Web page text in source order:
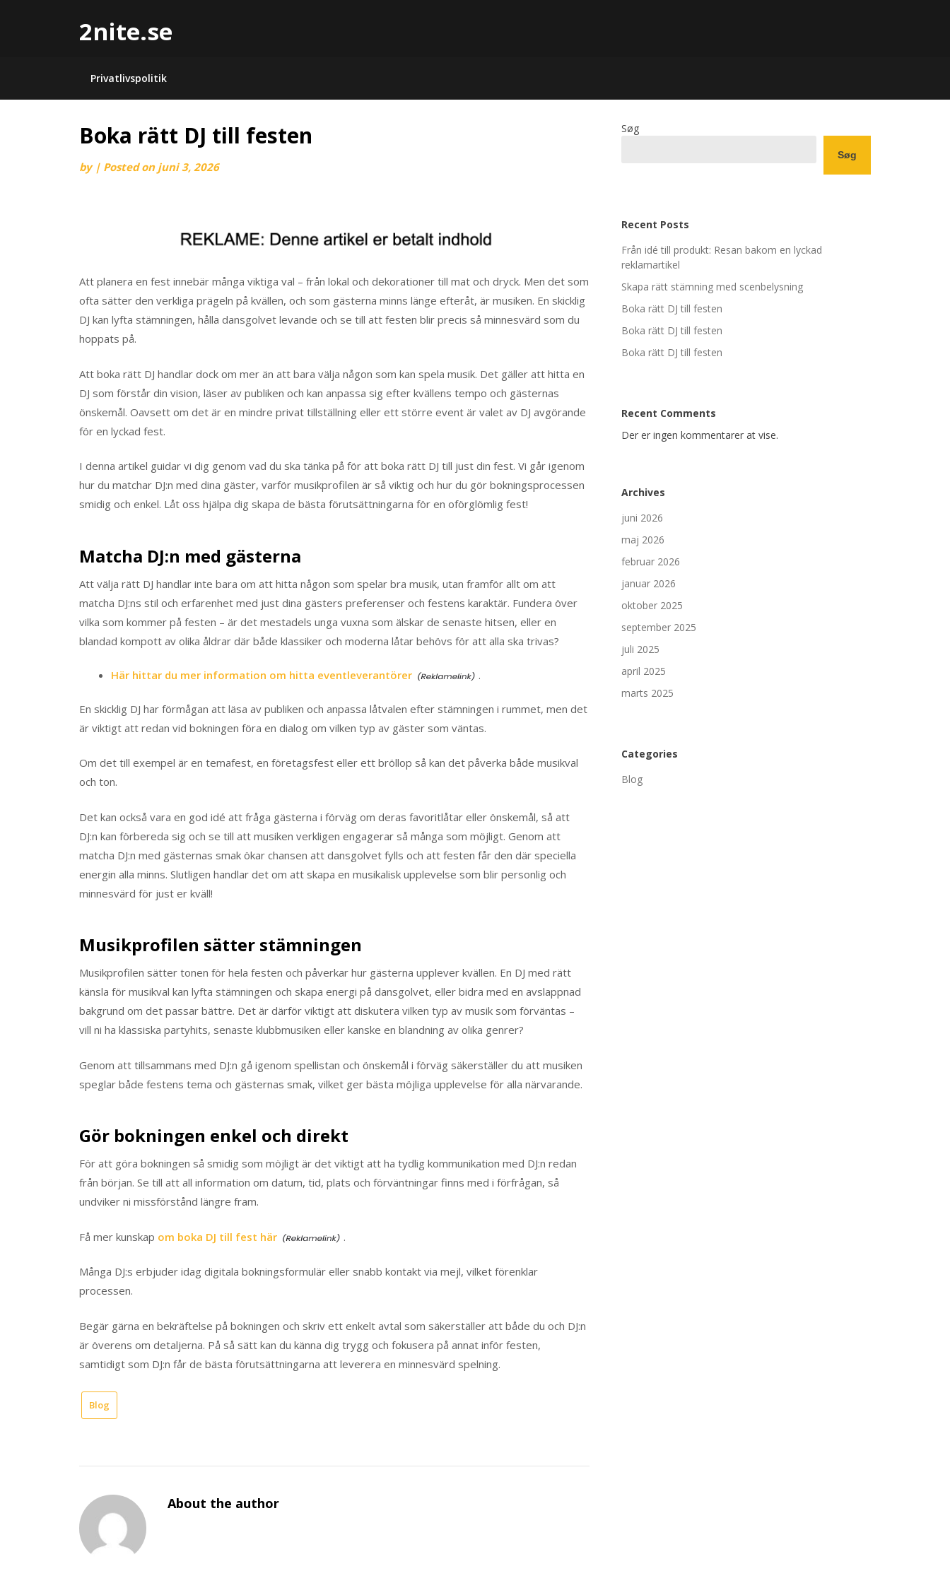
2nite.se
Privatlivspolitik
Boka rätt DJ till festen
by | Posted on juni 3, 2026
Att planera en fest innebär många viktiga val – från lokal och dekorationer till mat och dryck. Men det som
ofta sätter den verkliga prägeln på kvällen, och som gästerna minns länge efteråt, är musiken. En skicklig
DJ kan lyfta stämningen, hålla dansgolvet levande och se till att festen blir precis så minnesvärd som du
hoppats på.
Att boka rätt DJ handlar dock om mer än att bara välja någon som kan spela musik. Det gäller att hitta en
DJ som förstår din vision, läser av publiken och kan anpassa sig efter kvällens tempo och gästernas
önskemål. Oavsett om det är en mindre privat tillställning eller ett större event är valet av DJ avgörande
för en lyckad fest.
I denna artikel guidar vi dig genom vad du ska tänka på för att boka rätt DJ till just din fest. Vi går igenom
hur du matchar DJ:n med dina gäster, varför musikprofilen är så viktig och hur du gör bokningsprocessen
smidig och enkel. Låt oss hjälpa dig skapa de bästa förutsättningarna för en oförglömlig fest!
Matcha DJ:n med gästerna
Att välja rätt DJ handlar inte bara om att hitta någon som spelar bra musik, utan framför allt om att
matcha DJ:ns stil och erfarenhet med just dina gästers preferenser och festens karaktär. Fundera över
vilka som kommer på festen – är det mestadels unga vuxna som älskar de senaste hitsen, eller en
blandad kompott av olika åldrar där både klassiker och moderna låtar behövs för att alla ska trivas?
Här hittar du mer information om hitta eventleverantörer .
En skicklig DJ har förmågan att läsa av publiken och anpassa låtvalen efter stämningen i rummet, men det
är viktigt att redan vid bokningen föra en dialog om vilken typ av gäster som väntas.
Om det till exempel är en temafest, en företagsfest eller ett bröllop så kan det påverka både musikval
och ton.
Det kan också vara en god idé att fråga gästerna i förväg om deras favoritlåtar eller önskemål, så att
DJ:n kan förbereda sig och se till att musiken verkligen engagerar så många som möjligt. Genom att
matcha DJ:n med gästernas smak ökar chansen att dansgolvet fylls och att festen får den där speciella
energin alla minns. Slutligen handlar det om att skapa en musikalisk upplevelse som blir personlig och
minnesvärd för just er kväll!
Musikprofilen sätter stämningen
Musikprofilen sätter tonen för hela festen och påverkar hur gästerna upplever kvällen. En DJ med rätt
känsla för musikval kan lyfta stämningen och skapa energi på dansgolvet, eller bidra med en avslappnad
bakgrund om det passar bättre. Det är därför viktigt att diskutera vilken typ av musik som förväntas –
vill ni ha klassiska partyhits, senaste klubbmusiken eller kanske en blandning av olika genrer?
Genom att tillsammans med DJ:n gå igenom spellistan och önskemål i förväg säkerställer du att musiken
speglar både festens tema och gästernas smak, vilket ger bästa möjliga upplevelse för alla närvarande.
Gör bokningen enkel och direkt
För att göra bokningen så smidig som möjligt är det viktigt att ha tydlig kommunikation med DJ:n redan
från början. Se till att all information om datum, tid, plats och förväntningar finns med i förfrågan, så
undviker ni missförstånd längre fram.
Få mer kunskap om boka DJ till fest här .
Många DJ:s erbjuder idag digitala bokningsformulär eller snabb kontakt via mejl, vilket förenklar
processen.
Begär gärna en bekräftelse på bokningen och skriv ett enkelt avtal som säkerställer att både du och DJ:n
är överens om detaljerna. På så sätt kan du känna dig trygg och fokusera på annat inför festen,
samtidigt som DJ:n får de bästa förutsättningarna att leverera en minnesvärd spelning.
Blog
About the author
Søg
Søg
Recent Posts
Från idé till produkt: Resan bakom en lyckad
reklamartikel
Skapa rätt stämning med scenbelysning
Boka rätt DJ till festen
Boka rätt DJ till festen
Boka rätt DJ till festen
Recent Comments
Der er ingen kommentarer at vise.
Archives
juni 2026
maj 2026
februar 2026
januar 2026
oktober 2025
september 2025
juli 2025
april 2025
marts 2025
Categories
Blog